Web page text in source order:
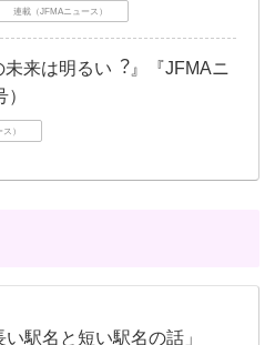
連載（JFMAニュース）
未来は明るい︖』『JFMAニ
）
駅名と短い駅名の話」